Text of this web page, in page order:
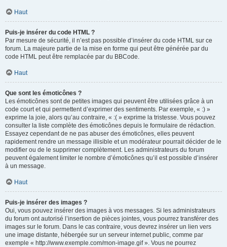
Haut
Puis-je insérer du code HTML ?
Par mesure de sécurité, il n’est pas possible d’insérer du code HTML sur ce
forum. La majeure partie de la mise en forme qui peut être générée par du
code HTML peut être remplacée par du BBCode.
Haut
Que sont les émoticônes ?
Les émoticônes sont de petites images qui peuvent être utilisées grâce à un
code court et qui permettent d’exprimer des sentiments. Par exemple, « :) »
exprime la joie, alors qu’au contraire, « :( » exprime la tristesse. Vous pouvez
consulter la liste complète des émoticônes depuis le formulaire de rédaction.
Essayez cependant de ne pas abuser des émoticônes, elles peuvent
rapidement rendre un message illisible et un modérateur pourrait décider de le
modifier ou de le supprimer complètement. Les administrateurs du forum
peuvent également limiter le nombre d’émoticônes qu’il est possible d’insérer
à un message.
Haut
Puis-je insérer des images ?
Oui, vous pouvez insérer des images à vos messages. Si les administrateurs
du forum ont autorisé l’insertion de pièces jointes, vous pourrez transférer des
images sur le forum. Dans le cas contraire, vous devrez insérer un lien vers
une image distante, hébergée sur un serveur internet public, comme par
exemple « http://www.exemple.com/mon-image.gif ». Vous ne pourrez